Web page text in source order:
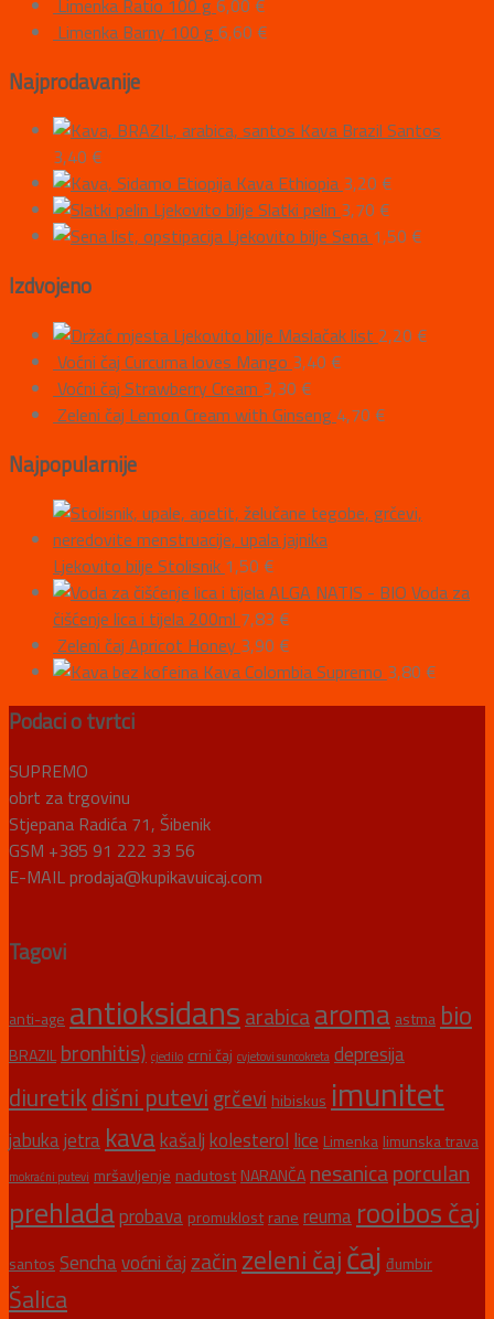
Limenka Ratio 100 g 6,00 €
Limenka Barny 100 g 6,60 €
Najprodavanije
Kava Brazil Santos
3,40 €
Kava Ethiopia 3,20 €
Ljekovito bilje Slatki pelin 3,70 €
Ljekovito bilje Sena 1,50 €
Izdvojeno
Ljekovito bilje Maslačak list 2,20 €
Voćni čaj Curcuma loves Mango 3,40 €
Voćni čaj Strawberry Cream 3,30 €
Zeleni čaj Lemon Cream with Ginseng 4,70 €
Najpopularnije
Ljekovito bilje Stolisnik 1,50 €
ALGA NATIS - BIO Voda za
čišćenje lica i tijela 200ml 7,83 €
Zeleni čaj Apricot Honey 3,90 €
Kava Colombia Supremo 3,80 €
Podaci o tvrtci
SUPREMO
obrt za trgovinu
Stjepana Radića 71, Šibenik
GSM +385 91 222 33 56
E-MAIL prodaja@kupikavuicaj.com
Tagovi
anti-age antioksidansarabicaaroma astma bio
BRAZILbronhitis) cjedilo crni čaj cvjetovi suncokreta depresija
diuretikdišni putevi grčevi hibiskus imunitet
jabukajetra kavakašaljkolesterol lice Limenka limunska trava
mokraćni putevi mršavljenje nadutost NARANČAnesanicaporculan
prehladaprobava promuklost rane reuma rooibos čaj
santos Senchavoćni čajzačinzeleni čajčaj đumbir
Šalica